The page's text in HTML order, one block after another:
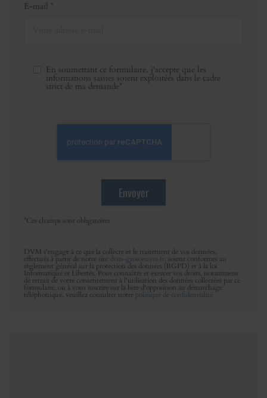
E-mail *
En soumettant ce formulaire, j'accepte que les
informations saisies soient exploitées dans le cadre
strict de ma demande*
*Ces champs sont obligatoires
DVM s'engage à ce que la collecte et le traitement de vos données,
effectués à partir de notre site dvm-grosoeuvre.fr, soient conformes au
règlement général sur la protection des données (RGPD) et à la loi
Informatique et Libertés. Pour connaître et exercer vos droits, notamment
de retrait de votre consentement à l'utilisation des données collectées par ce
formulaire, ou à vous inscrire sur la liste d'opposition au démarchage
téléphonique, veuillez consulter notre politique de confidentialité